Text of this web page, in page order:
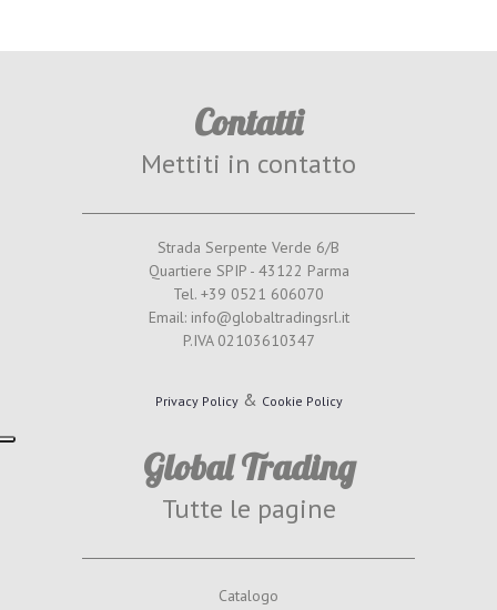
Contatti
Mettiti in contatto
Strada Serpente Verde 6/B
Quartiere SPIP - 43122 Parma
Tel. +39 0521 606070
Email: info@globaltradingsrl.it
P.IVA 02103610347
Privacy Policy& Cookie Policy
Global Trading
Tutte le pagine
Catalogo